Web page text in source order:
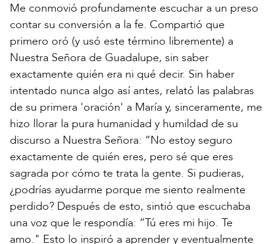
Me conmovió profundamente escuchar a un preso
contar su conversión a la fe. Compartió que
primero oró (y usó este término libremente) a
Nuestra Señora de Guadalupe, sin saber
exactamente quién era ni qué decir. Sin haber
intentado nunca algo así antes, relató las palabras
de su primera 'oración' a María y, sinceramente, me
hizo llorar la pura humanidad y humildad de su
discurso a Nuestra Señora: “No estoy seguro
exactamente de quién eres, pero sé que eres
sagrada por cómo te trata la gente. Si pudieras,
¿podrías ayudarme porque me siento realmente
perdido? Después de esto, sintió que escuchaba
una voz que le respondía: “Tú eres mi hijo. Te
amo." Esto lo inspiró a aprender y eventualmente